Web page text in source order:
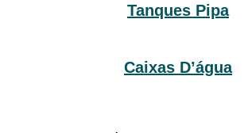
Tanques Pipa
Caixas D’água